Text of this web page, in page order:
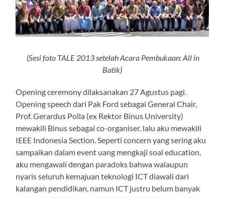
(Sesi foto TALE 2013 setelah Acara Pembukaan: All in
Batik)
Opening ceremony dilaksanakan 27 Agustus pagi.
Opening speech dari Pak Ford sebagai General Chair,
Prof. Gerardus Polla (ex Rektor Binus University)
mewakili Binus sebagai co-organiser, lalu aku mewakili
IEEE Indonesia Section. Seperti concern yang sering aku
sampaikan dalam event uang mengkaji soal education,
aku mengawali dengan paradoks bahwa walaupun
nyaris seluruh kemajuan teknologi ICT diawali dari
kalangan pendidikan, namun ICT justru belum banyak